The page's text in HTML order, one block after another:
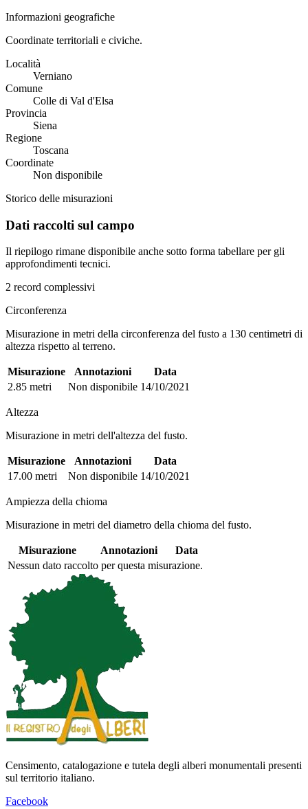
Informazioni geografiche
Coordinate territoriali e civiche.
Località
Verniano
Comune
Colle di Val d'Elsa
Provincia
Siena
Regione
Toscana
Coordinate
Non disponibile
Storico delle misurazioni
Dati raccolti sul campo
Il riepilogo rimane disponibile anche sotto forma tabellare per gli
approfondimenti tecnici.
2 record complessivi
Circonferenza
Misurazione in metri della circonferenza del fusto a 130 centimetri di
altezza rispetto al terreno.
Misurazione Annotazioni
Data
2.85 metri
Non disponibile 14/10/2021
Altezza
Misurazione in metri dell'altezza del fusto.
Misurazione Annotazioni
Data
17.00 metri
Non disponibile 14/10/2021
Ampiezza della chioma
Misurazione in metri del diametro della chioma del fusto.
Misurazione Annotazioni
Data
Nessun dato raccolto per questa misurazione.
Censimento, catalogazione e tutela degli alberi monumentali presenti
sul territorio italiano.
Facebook